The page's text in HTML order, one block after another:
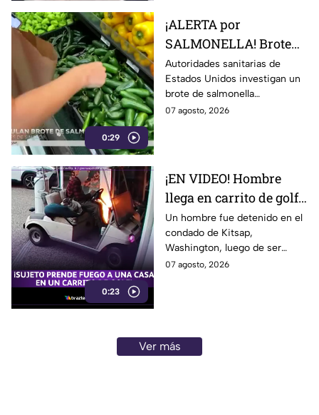
0:29
¡ALERTA por
SALMONELLA! Brote
ligado a CHILES
jalapeños ya afecta a 27
estados
Autoridades sanitarias de
Estados Unidos investigan un
brote de salmonella
relacionado con chiles
07 agosto, 2026
0:23
¡EN VIDEO! Hombre
llega en carrito de golf
con un perro y termina
DESATANDO inc3ndio
en una casa
Un hombre fue detenido en el
condado de Kitsap,
Washington, luego de ser
señalado como presunto
07 agosto, 2026
Ver más